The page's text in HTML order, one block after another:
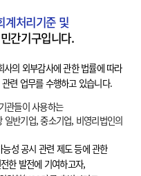
계처리기준 및
간기구입니다.
의 외부감사에 관한 법률에 따라
련 업무를 수행하고 있습니다.
관들이 사용하는
반기업, 중소기업, 비영리법인의
성 공시 관련 제도 등에 관한
한 발전에 기여하고자,